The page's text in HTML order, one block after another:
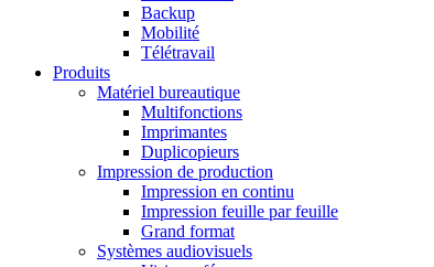
Backup
Mobilité
Télétravail
Produits
Matériel bureautique
Multifonctions
Imprimantes
Duplicopieurs
Impression de production
Impression en continu
Impression feuille par feuille
Grand format
Systèmes audiovisuels